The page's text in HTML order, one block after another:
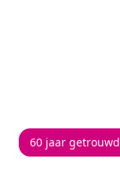
60 jaar getrouwd